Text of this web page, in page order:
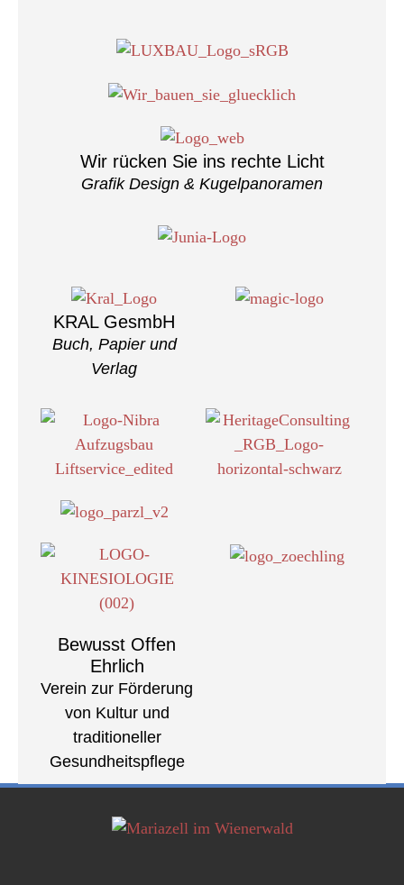
Wir rücken Sie ins rechte Licht
Grafik Design & Kugelpanoramen
KRAL GesmbH
Buch, Papier und
Verlag
Bewusst Offen
Ehrlich
Verein zur Förderung
von Kultur und
traditioneller
Gesundheitspflege